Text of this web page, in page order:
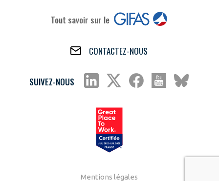
Tout savoir sur le
CONTACTEZ-NOUS
SUIVEZ-NOUS
Mentions légales